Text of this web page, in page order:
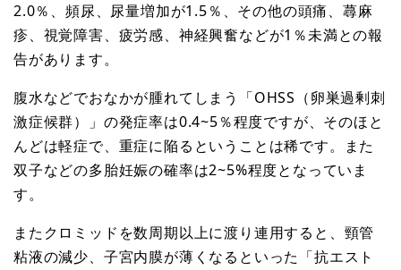
2.0％、頻尿、尿量増加が1.5％、その他の頭痛、蕁麻
疹、視覚障害、疲労感、神経興奮などが1％未満との報
告があります。
腹水などでおなかが腫れてしまう「OHSS（卵巣過剰刺
激症候群）」の発症率は0.4~5％程度ですが、そのほと
んどは軽症で、重症に陥るということは稀です。また
双子などの多胎妊娠の確率は2~5%程度となっていま
す。
またクロミッドを数周期以上に渡り連用すると、頸管
粘液の減少、子宮内膜が薄くなるといった「抗エスト